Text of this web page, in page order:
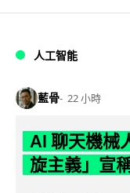
人工智能
藍骨 22 小時
AI 聊天機械
旋主義」宣